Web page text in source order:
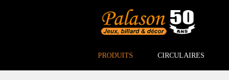
PRODUITS CIRCULAIRES